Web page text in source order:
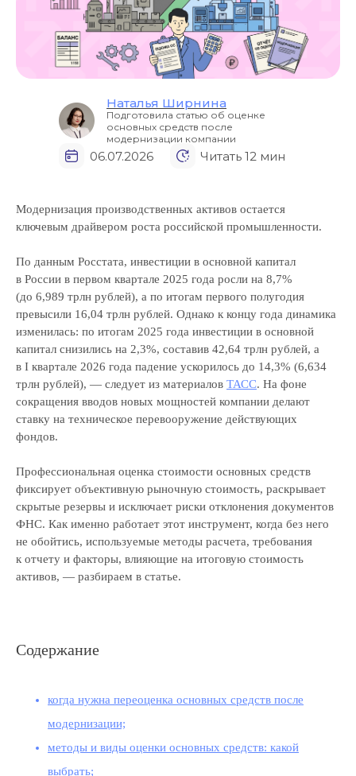
06.07.2026 Читать 12 мин
Подготовила статью об оценке
основных средств после
модернизации компании
Наталья Ширнина
Модернизация производственных активов остается
ключевым драйвером роста российской промышленности.
По данным Росстата, инвестиции в основной капитал
в России в первом квартале 2025 года росли на 8,7%
(до 6,989 трлн рублей), а по итогам первого полугодия
превысили 16,04 трлн рублей. Однако к концу года динамика
изменилась: по итогам 2025 года инвестиции в основной
капитал снизились на 2,3%, составив 42,64 трлн рублей, а
в I квартале 2026 года падение ускорилось до 14,3% (6,634
трлн рублей), — следует из материалов ТАСС. На фоне
сокращения вводов новых мощностей компании делают
ставку на техническое перевооружение действующих
фондов.
Профессиональная оценка стоимости основных средств
фиксирует объективную рыночную стоимость, раскрывает
скрытые резервы и исключает риски отклонения документов
ФНС. Как именно работает этот инструмент, когда без него
не обойтись, используемые методы расчета, требования
к отчету и факторы, влияющие на итоговую стоимость
активов, — разбираем в статье.
Содержание
когда нужна переоценка основных средств после
модернизации;
методы и виды оценки основных средств: какой
выбрать;